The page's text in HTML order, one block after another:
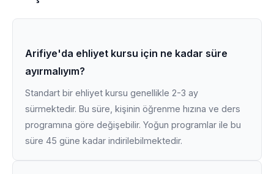
Arifiye'da ehliyet kursu için ne kadar süre
ayırmalıyım?
Standart bir ehliyet kursu genellikle 2-3 ay
sürmektedir. Bu süre, kişinin öğrenme hızına ve ders
programına göre değişebilir. Yoğun programlar ile bu
süre 45 güne kadar indirilebilmektedir.